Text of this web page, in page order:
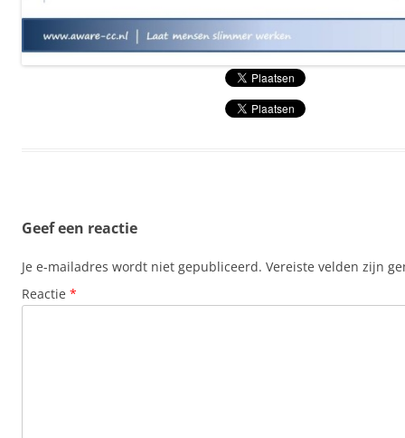
Geef een reactie
Je e-mailadres wordt niet gepubliceerd. Vereiste velden zijn
Reactie *